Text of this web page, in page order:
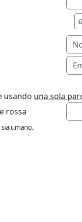
G
usando una sola
rossa
umano.